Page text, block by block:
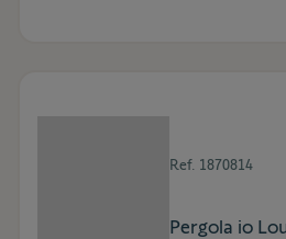
Ref. 1870814
Pergola io